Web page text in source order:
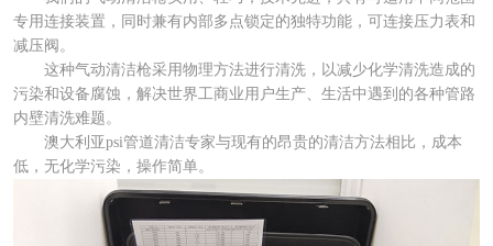
专用连接装置，同时兼有内部多点锁定的独特功能，可连接压力表和
减压阀。
这种气动清洁枪采用物理方法进行清洗，以减少化学清洗造成的
污染和设备腐蚀，解决世界工商业用户生产、生活中遇到的各种管路
内壁清洗难题。
澳大利亚psi管道清洁专家与现有的昂贵的清洁方法相比，成本
低，无化学污染，操作简单。